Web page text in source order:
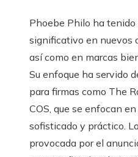
Phoebe Philo ha
significativo en nuevos
así como en marcas
Su enfoque ha servido
para firmas como The
COS, que se enfocan
sofisticado y práctico.
provocada por el